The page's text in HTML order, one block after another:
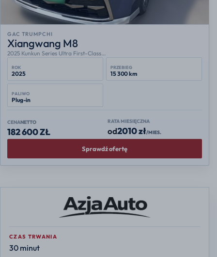
GAC TRUMPCHI
Xiangwang M8
2025 Kunkun Series Ultra First-Class...
ROK
2025
PRZEBIEG
15 300 km
PALIWO
Plug-in
CENANETTO
182 600 ZŁ
RATA MIESIĘCZNA
od2010 zł/MIES.
Sprawdź ofertę
CZAS TRWANIA
30 minut